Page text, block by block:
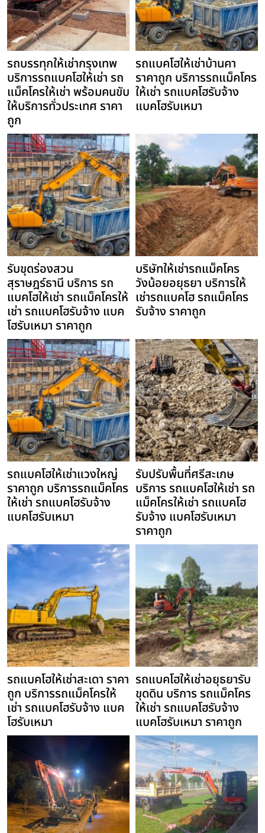
รถบรรทุกให้เช่ากรุงเทพ
บริการรถแบคโฮให้เช่า รถ
แม็คโครให้เช่า พร้อมคนขับ
ให้บริการทั่วประเทศ ราคา
ถูก
รถแบคโฮให้เช่าบ้านคา
ราคาถูก บริการรถแม็คโคร
ให้เช่า รถแบคโฮรับจ้าง
แบคโฮรับเหมา
รับขุดร่องสวน
สุราษฎร์ธานี บริการ รถ
แบคโฮให้เช่า รถแม็คโครให้
เช่า รถแบคโฮรับจ้าง แบค
โฮรับเหมา ราคาถูก
บริษัทให้เช่ารถแม็คโคร
วังน้อยอยุธยา บริการให้
เช่ารถแบคโฮ รถแม็คโคร
รับจ้าง ราคาถูก
รถแบคโฮให้เช่าแวงใหญ่
ราคาถูก บริการรถแม็คโคร
ให้เช่า รถแบคโฮรับจ้าง
แบคโฮรับเหมา
รับปรับพื้นที่ศรีสะเกษ
บริการ รถแบคโฮให้เช่า รถ
แม็คโครให้เช่า รถแบคโฮ
รับจ้าง แบคโฮรับเหมา
ราคาถูก
รถแบคโฮให้เช่าสะเดา ราคา
ถูก บริการรถแม็คโครให้
เช่า รถแบคโฮรับจ้าง แบค
โฮรับเหมา
รถแบคโฮให้เช่าอยุธยารับ
ขุดดิน บริการ รถแม็คโคร
ให้เช่า รถแบคโฮรับจ้าง
แบคโฮรับเหมา ราคาถูก